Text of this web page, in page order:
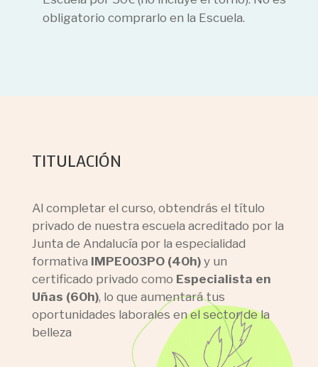
obligatorio comprarlo en la Escuela.
TITULACIÓN
Al completar el curso, obtendrás el título
privado de nuestra escuela acreditado por la
Junta de Andalucía por la especialidad
formativa IMPE003PO (40h)y un
certificado privado como Especialista en
Uñas (60h), lo que aumentará tus
oportunidades laborales en el sector de la
belleza